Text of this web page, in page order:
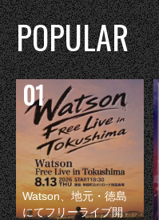
POPULAR
Watson、地元・徳島
にてフリーライブ開